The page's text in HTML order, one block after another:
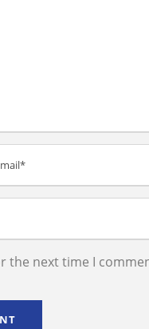
the next time I